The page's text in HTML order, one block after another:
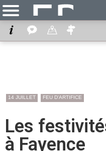
14 JUILLET FEU D'ARTIFICE
Les
à Fayence